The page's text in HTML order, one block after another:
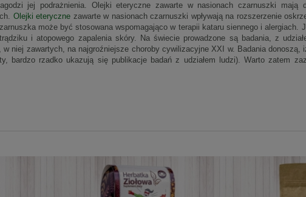
jej podrażnienia. Olejki eteryczne zawarte w nasionach czarnuszki mają
Olejki eteryczne zawarte w nasionach czarnuszki wpływają na rozszerzenie
może być stosowana wspomagająco w terapii kataru siennego i alergiach.
i atopowego zapalenia skóry. Na świecie prowadzone są badania, z
niej zawartych, na najgroźniejsze choroby cywilizacyjne XXI w. Badania donoszą,
bardzo rzadko ukazują się publikacje badań z udziałem ludzi). Warto zatem